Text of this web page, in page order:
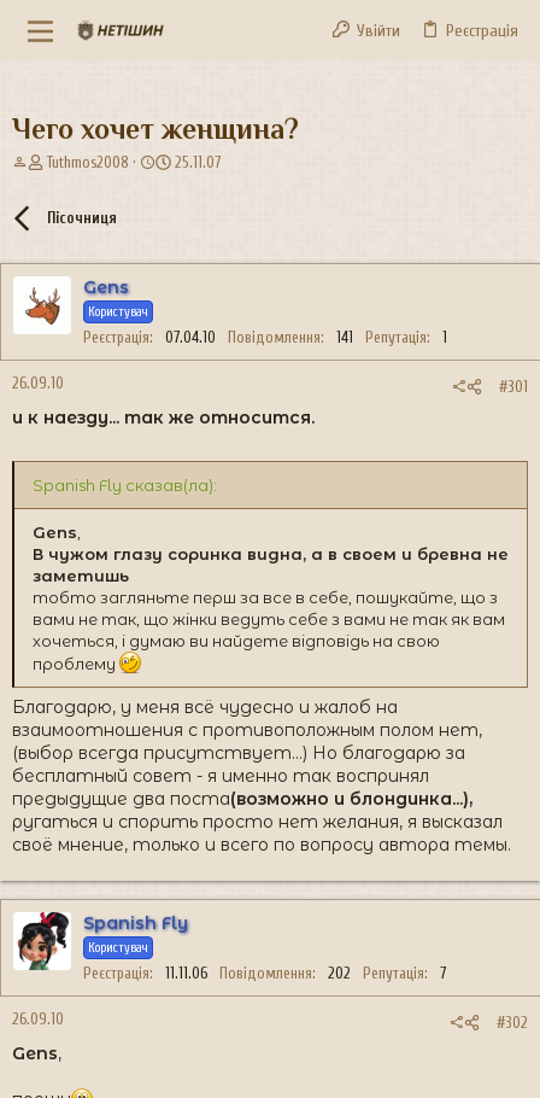
Увійти Реєстрація
Чего хочет женщина?
А
о
т
е
м
и
Tuthmos2008
Д
т
р
е
я
25.11.07
Пісочниця
Gens
Користувач
Реєстрація 07.04.10 Повідомлення 141 Репутація 1
26.09.10 #301
и к наезду... так же относится.
Spanish Fly сказав(ла):
Gens
В чужом глазу соринка видна, а в своем и бревна не
заметишь
тобто загляньте перш за все в себе, пошукайте, що з
вами не так, що жінки ведуть себе з вами не так як вам
хочеться, і думаю ви найдете відповідь на свою
проблему
Благодарю, у меня всё чудесно и жалоб на
взаимоотношения с противоположным полом нет,
(выбор всегда присутствует...) Но благодарю за
бесплатный совет - я именно так воспринял
предыдущие два поста(возможно и блондинка...),
ругаться и спорить просто нет желания, я высказал
своё мнение, только и всего по вопросу автора темы.
Spanish Fly
Користувач
Реєстрація 11.11.06 Повідомлення 202 Репутація 7
26.09.10 #302
Gens,